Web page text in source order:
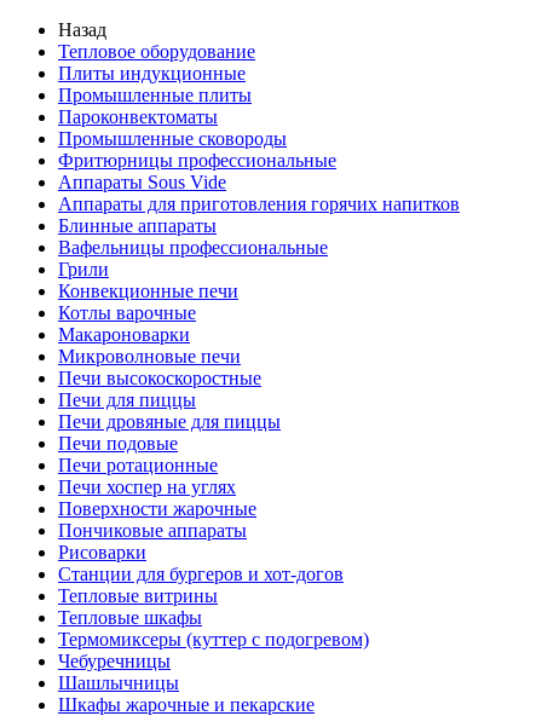
Назад
Тепловое оборудование
Плиты индукционные
Промышленные плиты
Пароконвектоматы
Промышленные сковороды
Фритюрницы профессиональные
Аппараты Sous Vide
Аппараты для приготовления горячих напитков
Блинные аппараты
Вафельницы профессиональные
Грили
Конвекционные печи
Котлы варочные
Макароноварки
Микроволновые печи
Печи высокоскоростные
Печи для пиццы
Печи дровяные для пиццы
Печи подовые
Печи ротационные
Печи хоспер на углях
Поверхности жарочные
Пончиковые аппараты
Рисоварки
Станции для бургеров и хот-догов
Тепловые витрины
Тепловые шкафы
Термомиксеры (куттер с подогревом)
Чебуречницы
Шашлычницы
Шкафы жарочные и пекарские